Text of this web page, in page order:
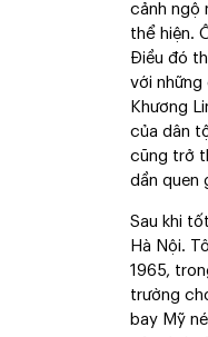
cảnh ngộ
thể hiện.
Điều đó
với những
Khương
của dân
cũng trở
dần quen
Sau khi
Hà Nội.
1965,
trường
bay Mỹ